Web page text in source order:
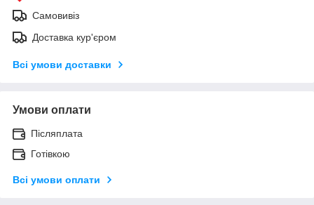
Самовивіз
Доставка кур'єром
Всі умови доставки
Умови оплати
Післяплата
Готівкою
Всі умови оплати